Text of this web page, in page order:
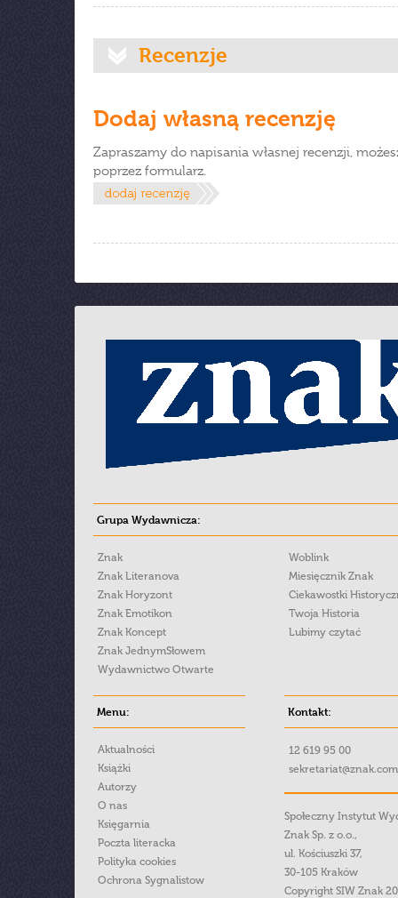
Recenzje
Dodaj własną recenzję
Zapraszamy do napisania własnej recenzji,
poprzez formularz.
Grupa Wydawnicza:
Znak
Znak Literanova
Znak Horyzont
Znak Emotikon
Znak Koncept
Znak JednymSłowem
Wydawnictwo Otwarte
Woblink
Miesięcznik Znak
Ciekawostki
Twoja Historia
Lubimy czytać
Menu:
Aktualności
Książki
Autorzy
O nas
Księgarnia
Poczta literacka
Polityka cookies
Ochrona Sygnalistow
Kontakt:
12 619 95 00
Społeczny Instytut
Znak Sp. z o.o.,
ul. Kościuszki 37,
30-105 Kraków
Copyright SIW Znak